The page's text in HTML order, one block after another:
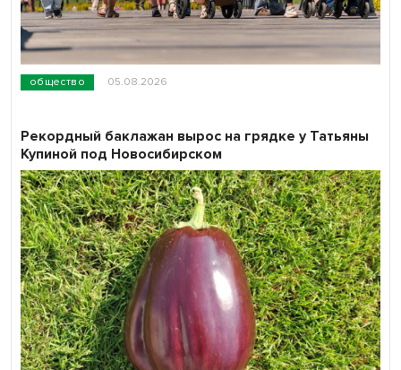
общество 05.08.2026
Рекордный баклажан вырос на грядке у Татьяны
Купиной под Новосибирском